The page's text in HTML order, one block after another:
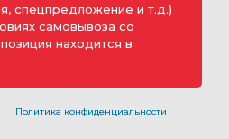
спецпредложение и т.д.)
самовывоза со
находится в
Политика конфиденциальности